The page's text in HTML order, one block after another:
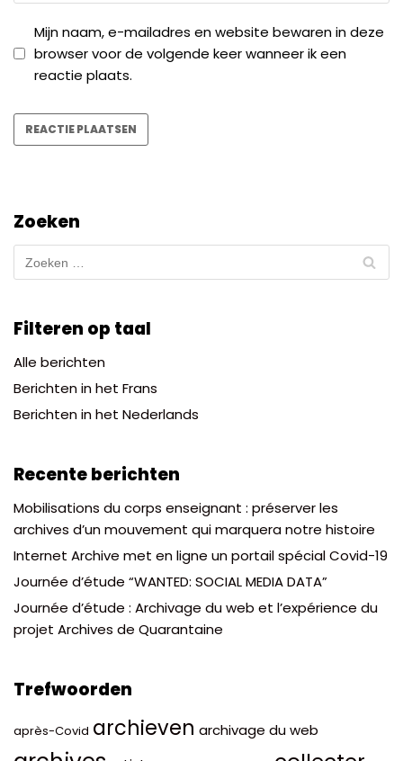
Mijn naam, e-mailadres en website bewaren in deze
browser voor de volgende keer wanneer ik een
reactie plaats.
Zoeken
Filteren op taal
Alle berichten
Berichten in het Frans
Berichten in het Nederlands
Recente berichten
Mobilisations du corps enseignant : préserver les
archives d’un mouvement qui marquera notre histoire
Internet Archive met en ligne un portail spécial Covid-19
Journée d’étude “WANTED: SOCIAL MEDIA DATA”
Journée d’étude : Archivage du web et l’expérience du
projet Archives de Quarantaine
Trefwoorden
après-Covid archieven archivage du web